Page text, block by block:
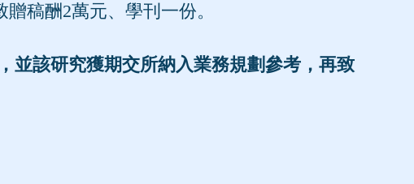
稿酬2萬元、學刊一份。
並該研究獲期交所納入業務規劃參考，再致